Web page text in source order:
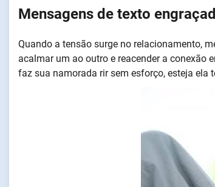
Mensagens de texto
Quando a tensão surge no relacionamento,
acalmar um ao outro e reacender a conexão
faz sua namorada rir sem esforço, esteja ela